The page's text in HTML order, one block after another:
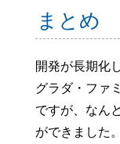
まとめ
開発が長期化
グラダ・ファ
ですが、なん
ができました。